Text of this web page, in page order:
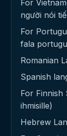
For
người nói
For
fala
Romanian
Spanish
For Finnish
ihmisille)
Hebrew